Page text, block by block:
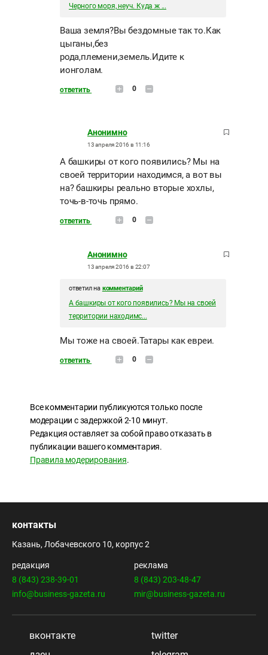
Черного моря, неуч. Куда ж ...
Ваша земля?Вы бездомные так то.Как
цыганы,без
рода,племени,земель.Идите к
ионголам.
ответить 0
Анонимно
13 апреля 2016 в 11:16
А башкиры от кого появились? Мы на
своей территории находимся, а вот вы
на? башкиры реально вторые хохлы,
точь-в-точь прямо.
ответить 0
Анонимно
13 апреля 2016 в 22:07
ответил на комментарий
А башкиры от кого появились? Мы на своей
территории находимс...
Мы тоже на своей.Татары как евреи.
ответить 0
Все комментарии публикуются только после
модерации с задержкой 2-10 минут.
Редакция оставляет за собой право отказать в
публикации вашего комментария.
Правила модерирования.
контакты
Казань, Лобачевского 10, корпус 2
редакция
8 (843) 238-39-01
info@business-gazeta.ru
реклама
8 (843) 203-48-47
mir@business-gazeta.ru
вконтакте
twitter